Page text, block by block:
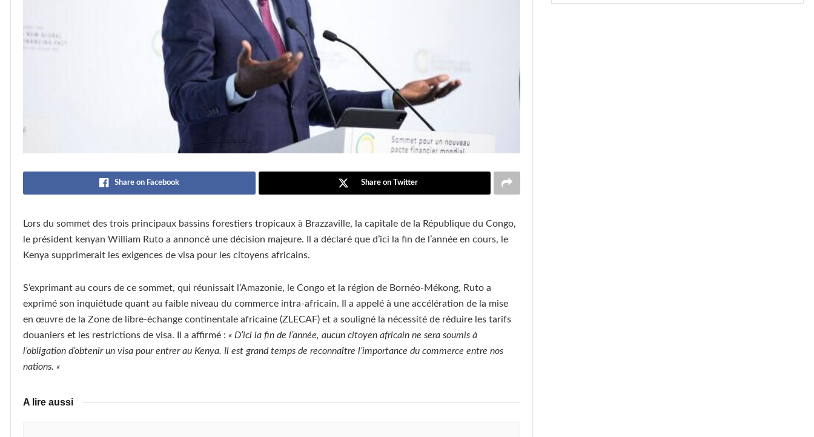
Share on Facebook Share on Twitter
Lors du sommet des trois principaux bassins forestiers tropicaux à Brazzaville, la capitale de la République du Congo,
le président kenyan William Ruto a annoncé une décision majeure. Il a déclaré que d’ici la fin de l’année en cours, le
Kenya supprimerait les exigences de visa pour les citoyens africains.
S’exprimant au cours de ce sommet, qui réunissait l’Amazonie, le Congo et la région de Bornéo-Mékong, Ruto a
exprimé son inquiétude quant au faible niveau du commerce intra-africain. Il a appelé à une accélération de la mise
en œuvre de la Zone de libre-échange continentale africaine (ZLECAF) et a souligné la nécessité de réduire les tarifs
douaniers et les restrictions de visa. Il a affirmé : « D’ici la fin de l’année, aucun citoyen africain ne sera soumis à
l’obligation d’obtenir un visa pour entrer au Kenya. Il est grand temps de reconnaître l’importance du commerce entre nos
nations. «
A lire aussi